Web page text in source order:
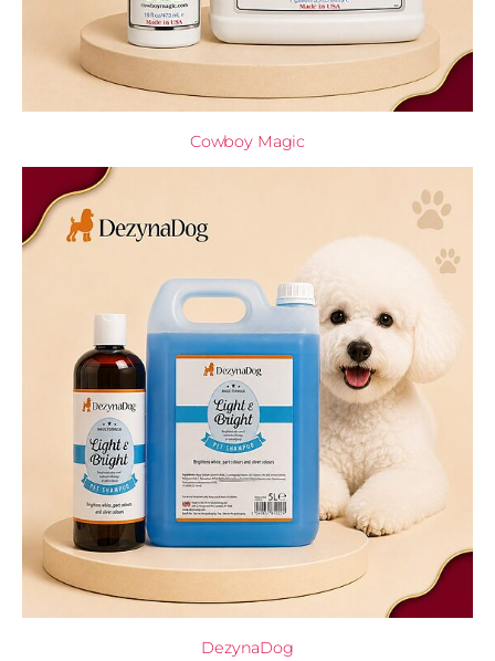
Cowboy Magic
DezynaDog